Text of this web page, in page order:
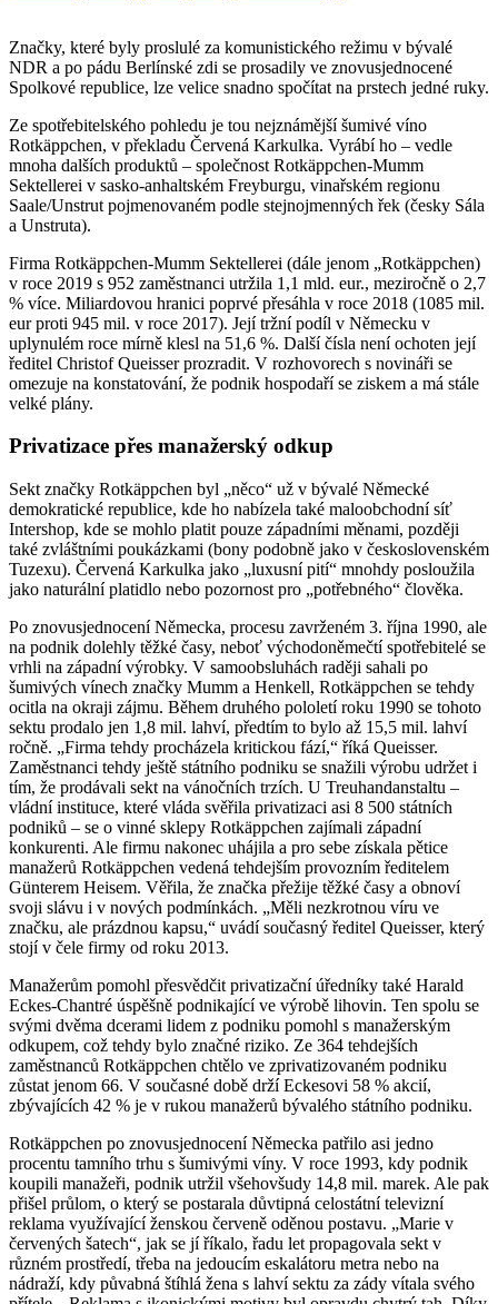
Značky, které byly proslulé za komunistického režimu v bývalé
NDR a po pádu Berlínské zdi se prosadily ve znovusjednocené
Spolkové republice, lze velice snadno spočítat na prstech jedné ruky.
Ze spotřebitelského pohledu je tou nejznámější šumivé víno
Rotkäppchen, v překladu Červená Karkulka. Vyrábí ho – vedle
mnoha dalších produktů – společnost Rotkäppchen-Mumm
Sektellerei v sasko-anhaltském Freyburgu, vinařském regionu
Saale/Unstrut pojmenovaném podle stejnojmenných řek (česky Sála
a Unstruta).
Firma Rotkäppchen-Mumm Sektellerei (dále jenom „Rotkäppchen)
v roce 2019 s 952 zaměstnanci utržila 1,1 mld. eur., meziročně o 2,7
% více. Miliardovou hranici poprvé přesáhla v roce 2018 (1085 mil.
eur proti 945 mil. v roce 2017). Její tržní podíl v Německu v
uplynulém roce mírně klesl na 51,6 %. Další čísla není ochoten její
ředitel Christof Queisser prozradit. V rozhovorech s novináři se
omezuje na konstatování, že podnik hospodaří se ziskem a má stále
velké plány.
Privatizace přes manažerský odkup
Sekt značky Rotkäppchen byl „něco“ už v bývalé Německé
demokratické republice, kde ho nabízela také maloobchodní síť
Intershop, kde se mohlo platit pouze západními měnami, později
také zvláštními poukázkami (bony podobně jako v československém
Tuzexu). Červená Karkulka jako „luxusní pití“ mnohdy posloužila
jako naturální platidlo nebo pozornost pro „potřebného“ člověka.
Po znovusjednocení Německa, procesu zavrženém 3. října 1990, ale
na podnik dolehly těžké časy, neboť východoněmečtí spotřebitelé se
vrhli na západní výrobky. V samoobsluhách raději sahali po
šumivých vínech značky Mumm a Henkell, Rotkäppchen se tehdy
ocitla na okraji zájmu. Během druhého pololetí roku 1990 se tohoto
sektu prodalo jen 1,8 mil. lahví, předtím to bylo až 15,5 mil. lahví
ročně. „Firma tehdy procházela kritickou fází,“ říká Queisser.
Zaměstnanci tehdy ještě státního podniku se snažili výrobu udržet i
tím, že prodávali sekt na vánočních trzích. U Treuhandanstaltu –
vládní instituce, které vláda svěřila privatizaci asi 8 500 státních
podniků – se o vinné sklepy Rotkäppchen zajímali západní
konkurenti. Ale firmu nakonec uhájila a pro sebe získala pětice
manažerů Rotkäppchen vedená tehdejším provozním ředitelem
Günterem Heisem. Věřila, že značka přežije těžké časy a obnoví
svoji slávu i v nových podmínkách. „Měli nezkrotnou víru ve
značku, ale prázdnou kapsu,“ uvádí současný ředitel Queisser, který
stojí v čele firmy od roku 2013.
Manažerům pomohl přesvědčit privatizační úředníky také Harald
Eckes-Chantré úspěšně podnikající ve výrobě lihovin. Ten spolu se
svými dvěma dcerami lidem z podniku pomohl s manažerským
odkupem, což tehdy bylo značné riziko. Ze 364 tehdejších
zaměstnanců Rotkäppchen chtělo ve zprivatizovaném podniku
zůstat jenom 66. V současné době drží Eckesovi 58 % akcií,
zbývajících 42 % je v rukou manažerů bývalého státního podniku.
Rotkäppchen po znovusjednocení Německa patřilo asi jedno
procentu tamního trhu s šumivými víny. V roce 1993, kdy podnik
koupili manažeři, podnik utržil všehovšudy 14,8 mil. marek. Ale pak
přišel průlom, o který se postarala důvtipná celostátní televizní
reklama využívající ženskou červeně oděnou postavu. „Marie v
červených šatech“, jak se jí říkalo, řadu let propagovala sekt v
různém prostředí, třeba na jedoucím eskalátoru metra nebo na
nádraží, kdy půvabná štíhlá žena s lahví sektu za zády vítala svého